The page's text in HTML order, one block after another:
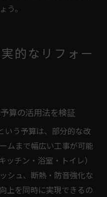
う。
的なリフォー
算の活用法を検証
いう予算は、部分的な改
ムまで幅広い工事が可能
ッチン・浴室・トイレ）
シュ、断熱・防音強化な
上を同時に実現できるの